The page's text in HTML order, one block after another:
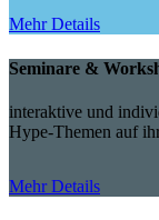
Mehr Details
Seminare &
interaktive und
Hype-Themen auf
Mehr Details